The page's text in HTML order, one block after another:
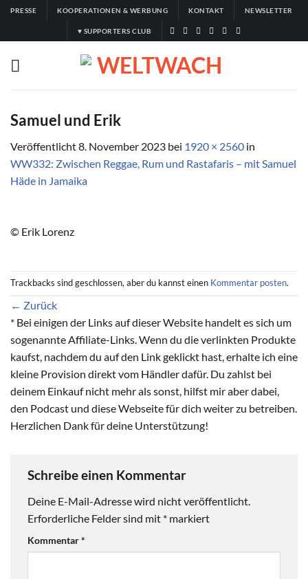
Zum
springen
PRESSE KOOPERATIONEN & WERBUNG KONTAKT NEWSLETTER
♥ SUPPORTERS CLUB
Samuel und Erik
Veröffentlicht8. November 2023 bei 1920 × 2560 in
WW332: Zwischen Reggae, Rum und Rastafaris – mit Samuel
Häde in Jamaika
© Erik Lorenz
Trackbacks sind geschlossen, aber du kannst einen Kommentar posten.
← Zurück
* Bei einigen der Links auf dieser Website handelt es sich um
sogenannte Affiliate-Links. Wenn du die verlinkten Produkte
kaufst, nachdem du auf den Link geklickt hast, erhalte ich eine
kleine Provision direkt vom Händler dafür. Du zahlst bei
deinem Einkauf nicht mehr als sonst, hilfst mir aber dabei,
den Podcast und diese Webseite für dich weiter zu betreiben.
Herzlichen Dank für deine Unterstützung!
Schreibe einen Kommentar
Deine E-Mail-Adresse wird nicht veröffentlicht.
Erforderliche Felder sind mit * markiert
Kommentar*